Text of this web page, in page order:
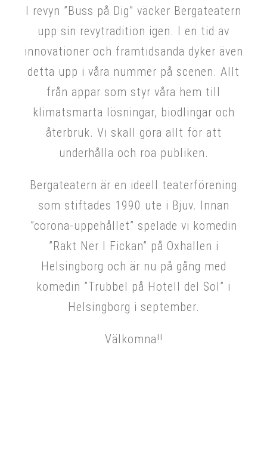
I revyn ”Buss på Dig” väcker Bergateatern
upp sin revytradition igen. I en tid av
innovationer och framtidsanda dyker även
detta upp i våra nummer på scenen. Allt
från appar som styr våra hem till
klimatsmarta lösningar, biodlingar och
återbruk. Vi skall göra allt för att
underhålla och roa publiken.
Bergateatern är en ideell teaterförening
som stiftades 1990 ute i Bjuv. Innan
”corona-uppehållet” spelade vi komedin
”Rakt Ner I Fickan” på Oxhallen i
Helsingborg och är nu på gång med
komedin ”Trubbel på Hotell del Sol” i
Helsingborg i september.
Välkomna!!